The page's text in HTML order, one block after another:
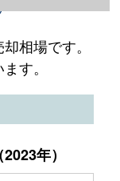
相場です。
す。
年）